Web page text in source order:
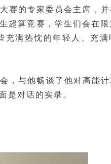
大赛的专家委员会主席，
超算竞赛，学生们会在限
满热忱的年轻人、充满
，与他畅谈了他对高能
是对话的实录。